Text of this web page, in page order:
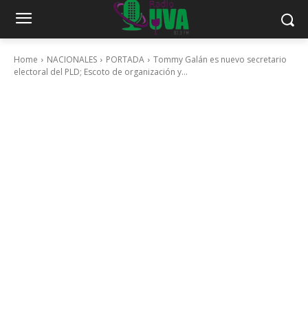
Home NACIONALES PORTADA
Tommy Galán es nuevo secretario
electoral del PLD; Escoto de organización y...